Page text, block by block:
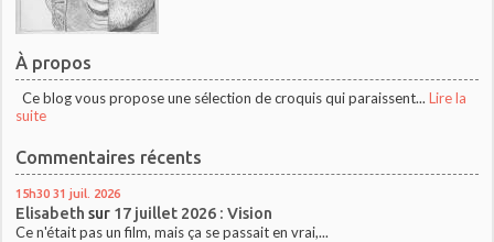
À propos
Ce blog vous propose une sélection de croquis qui paraissent... Lire la
suite
Commentaires récents
15h30 31 juil. 2026
Elisabeth sur 17 juillet 2026 : Vision
Ce n'était pas un film, mais ça se passait en vrai,...